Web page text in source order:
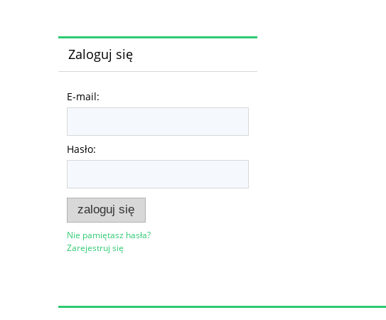
Zaloguj się
E-mail:
Hasło:
zaloguj się
Nie pamiętasz hasła?
Zarejestruj się